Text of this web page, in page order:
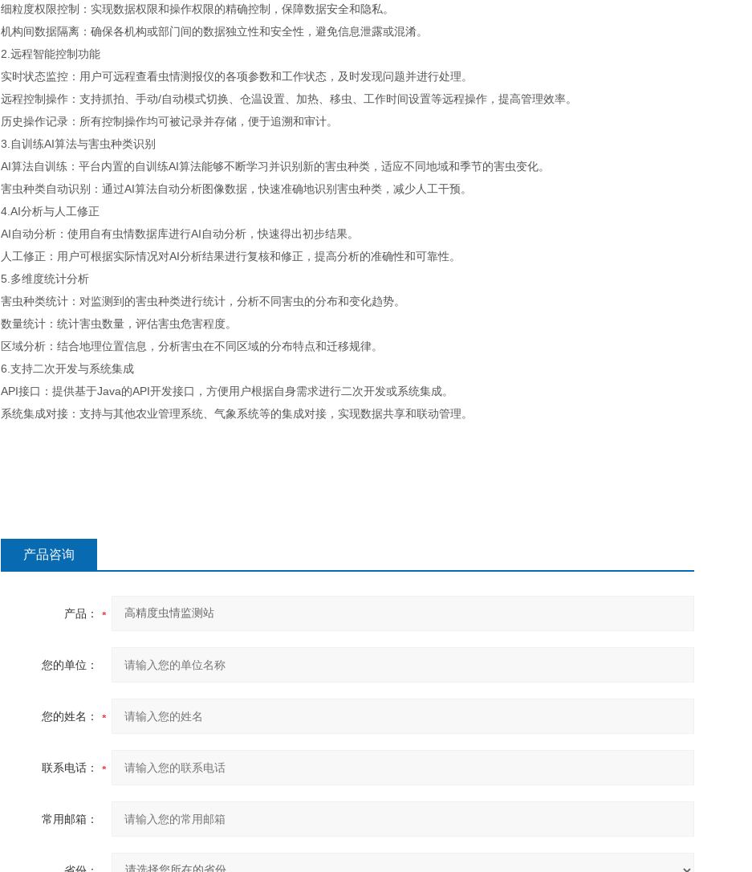
细粒度权限控制：实现数据权限和操作权限的精确控制，保障数据安全和隐私。
机构间数据隔离：确保各机构或部门间的数据独立性和安全性，避免信息泄露或混淆。
2.远程智能控制功能
实时状态监控：用户可远程查看虫情测报仪的各项参数和工作状态，及时发现问题并进行处理。
远程控制操作：支持抓拍、手动/自动模式切换、仓温设置、加热、移虫、工作时间设置等远程操作，提高管理效率。
历史操作记录：所有控制操作均可被记录并存储，便于追溯和审计。
3.自训练AI算法与害虫种类识别
AI算法自训练：平台内置的自训练AI算法能够不断学习并识别新的害虫种类，适应不同地域和季节的害虫变化。
害虫种类自动识别：通过AI算法自动分析图像数据，快速准确地识别害虫种类，减少人工干预。
4.AI分析与人工修正
AI自动分析：使用自有虫情数据库进行AI自动分析，快速得出初步结果。
人工修正：用户可根据实际情况对AI分析结果进行复核和修正，提高分析的准确性和可靠性。
5.多维度统计分析
害虫种类统计：对监测到的害虫种类进行统计，分析不同害虫的分布和变化趋势。
数量统计：统计害虫数量，评估害虫危害程度。
区域分析：结合地理位置信息，分析害虫在不同区域的分布特点和迁移规律。
6.支持二次开发与系统集成
API接口：提供基于Java的API开发接口，方便用户根据自身需求进行二次开发或系统集成。
系统集成对接：支持与其他农业管理系统、气象系统等的集成对接，实现数据共享和联动管理。
产品咨询
产品：
您的单位：
您的姓名：
联系电话：
常用邮箱：